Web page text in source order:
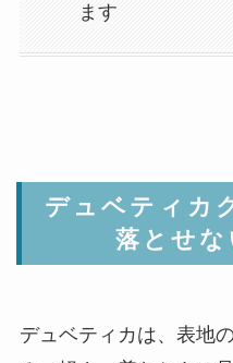
ます
デュベティカ
落とせな
デュベティカは、表地